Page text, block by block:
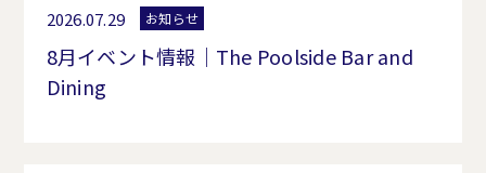
2026.07.29 お知らせ
8月イベント情報｜The Poolside Bar and
Dining